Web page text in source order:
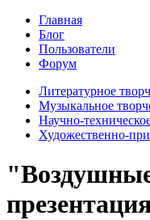
Главная
Блог
Пользователи
Форум
Литературное
Музыкальное
Научно-
Художественно-